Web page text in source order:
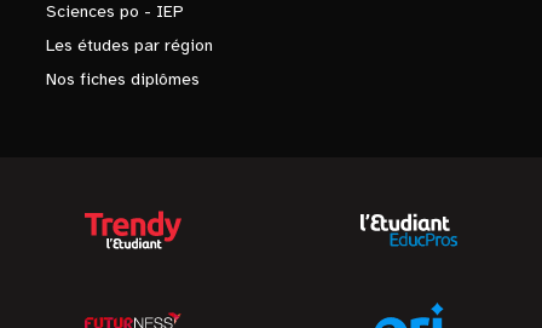
Sciences po - IEP
Les études par région
Nos fiches diplômes